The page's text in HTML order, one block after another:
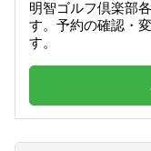
明智ゴルフ倶楽部
す。予約の確認・
す。